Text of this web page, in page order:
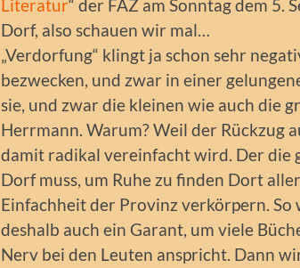
Literatur“ der FAZ am Sonntag dem 5.
Dorf, also schauen wir mal…
„Verdorfung“ klingt ja schon sehr
bezwecken, und zwar in einer
sie, und zwar die kleinen wie auch die
Herrmann. Warum? Weil der Rückzug
damit radikal vereinfacht wird. Der die
Dorf muss, um Ruhe zu finden Dort
Einfachheit der Provinz verkörpern. So
deshalb auch ein Garant, um viele
Nerv bei den Leuten anspricht. Dann